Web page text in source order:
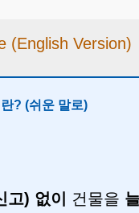
(English Version)
란? (쉬운 말로)
고) 없이 건물을